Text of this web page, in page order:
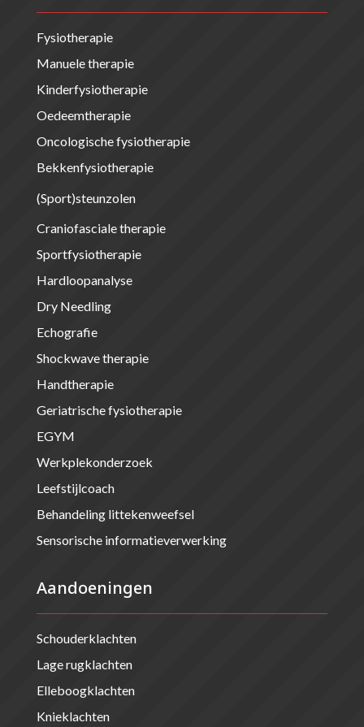
Fysiotherapie
Manuele therapie
Kinderfysiotherapie
Oedeemtherapie
Oncologische fysiotherapie
Bekkenfysiotherapie
(Sport)steunzolen
Craniofasciale therapie
Sportfysiotherapie
Hardloopanalyse
Dry Needling
Echografie
Shockwave therapie
Handtherapie
Geriatrische fysiotherapie
EGYM
Werkplekonderzoek
Leefstijlcoach
Behandeling littekenweefsel
Sensorische informatieverwerking
Aandoeningen
Schouderklachten
Lage rugklachten
Elleboogklachten
Knieklachten